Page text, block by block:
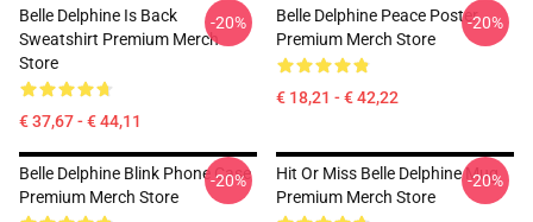
Belle Delphine Is Back
Sweatshirt Premium Merch
Store
€ 37,67 - € 44,11
-20%
Belle Delphine Peace Poster
Premium Merch Store
€ 18,21 - € 42,22
-20%
Belle Delphine Blink Phone Case
Premium Merch Store
-20%
Hit Or Miss Belle Delphine Mug
Premium Merch Store
-20%